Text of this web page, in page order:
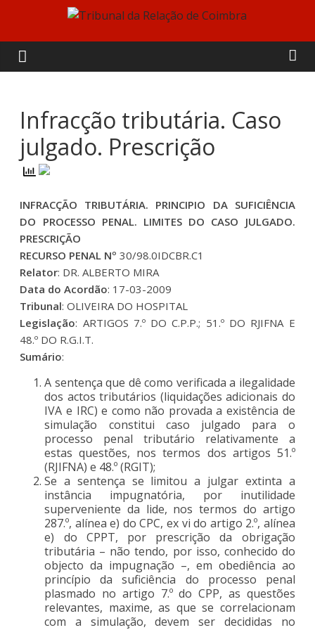
content
Tribunal
da
Relação
de
Coimbra
Infracção tributária. Caso
julgado. Prescrição
INFRACÇÃO TRIBUTÁRIA. PRINCIPIO DA SUFICIÊNCIA
DO PROCESSO PENAL. LIMITES DO CASO JULGADO.
PRESCRIÇÃO
RECURSO PENAL Nº 30/98.0IDCBR.C1
Relator: DR. ALBERTO MIRA
Data do Acordão: 17-03-2009
Tribunal: OLIVEIRA DO HOSPITAL
Legislação: ARTIGOS 7.º DO C.P.P.; 51.º DO RJIFNA E
48.º DO R.G.I.T.
Sumário:
A sentença que dê como verificada a ilegalidade
dos actos tributários (liquidações adicionais do
IVA e IRC) e como não provada a existência de
simulação constitui caso julgado para o
processo penal tributário relativamente a
estas questões, nos termos dos artigos 51.º
(RJIFNA) e 48.º (RGIT);
Se a sentença se limitou a julgar extinta a
instância impugnatória, por inutilidade
superveniente da lide, nos termos do artigo
287.º, alínea e) do CPC, ex vi do artigo 2.º, alínea
e) do CPPT, por prescrição da obrigação
tributária – não tendo, por isso, conhecido do
objecto da impugnação –, em obediência ao
princípio da suficiência do processo penal
plasmado no artigo 7.º do CPP, as questões
relevantes, maxime, as que se correlacionam
com a simulação, devem ser decididas no